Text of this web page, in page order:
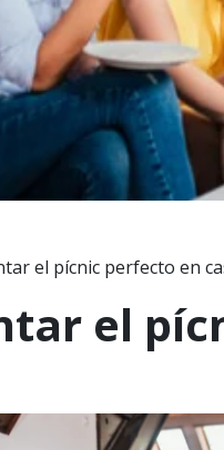
el pícnic perfecto en
el